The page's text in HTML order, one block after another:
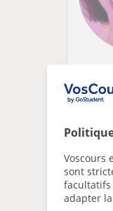
Voscours
sont
facultatifs
adapter